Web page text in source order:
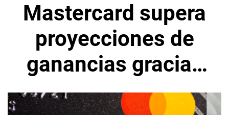
Mastercard supera
proyecciones de
ganancias gracias
al auge del turismo